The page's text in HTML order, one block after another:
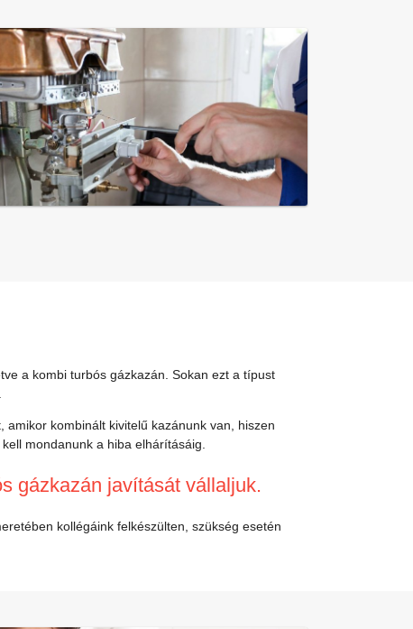
a kombi turbós gázkazán. Sokan ezt a típust
kombinált kivitelű kazánunk van, hiszen
mondanunk a hiba elhárításáig.
gázkazán javítását vállaljuk.
kollégáink felkészülten, szükség esetén